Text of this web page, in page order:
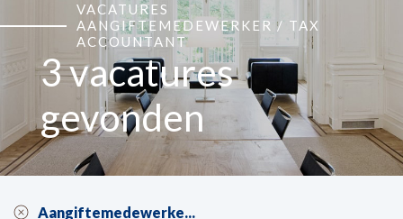
VACATURES
AANGIFTEMEDEWERKER / TAX
ACCOUNTANT
3 vacatures
gevonden
Aangiftemedewerke...